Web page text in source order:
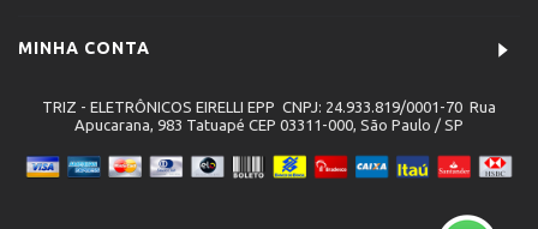
MINHA CONTA
TRIZ - ELETRÔNICOS EIRELLI EPP CNPJ: 24.933.819/0001-70 Rua
Apucarana, 983 Tatuapé CEP 03311-000, São Paulo / SP